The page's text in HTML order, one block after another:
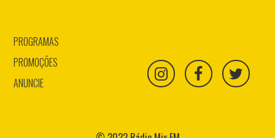
PROGRAMAS
PROMOÇÕES
ANUNCIE